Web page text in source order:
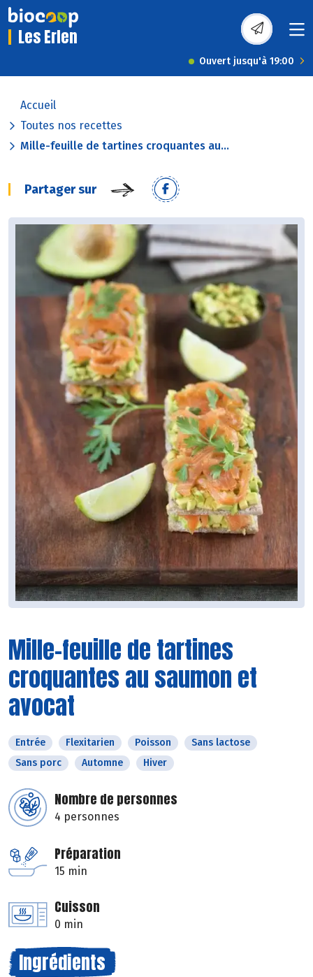
Les Erlen
Ouvert jusqu'à 19:00
Accueil
Toutes nos recettes
Mille-feuille de tartines croquantes au...
Partager sur
Mille-feuille de tartines
croquantes au saumon et
avocat
Entrée Flexitarien Poisson
Sans lactose
Sans porc
Automne Hiver
Nombre de personnes
4 personnes
Préparation
15 min
Cuisson
0 min
Ingrédients